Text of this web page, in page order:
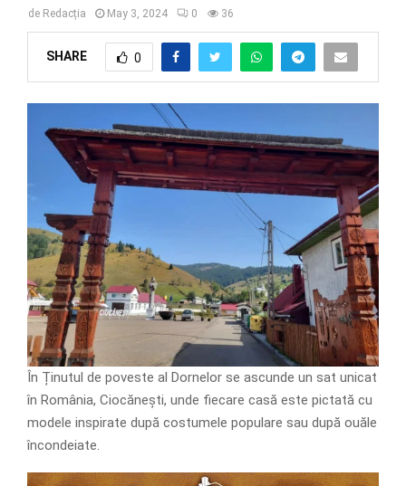
de Redacția May 3, 2024 0 36
SHARE 0
În Ținutul de poveste al Dornelor se ascunde un sat unicat
în România, Ciocănești, unde fiecare casă este pictată cu
modele inspirate după costumele populare sau după ouăle
încondeiate.